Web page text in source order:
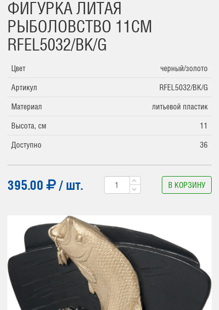
ФИГУРКА ЛИТАЯ
РЫБОЛОВСТВО 11СМ
RFEL5032/BK/G
Цвет
черный/золото
Артикул
RFEL5032/BK/G
Материал
литьевой пластик
Высота, см
11
Доступно
36
395.00 / шт. В КОРЗИНУ